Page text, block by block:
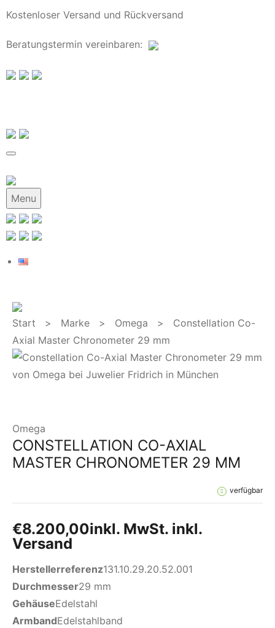
Kostenloser Versand und Rückversand
Beratungstermin vereinbaren:
Menu
Start > Marke > Omega > Constellation Co-
Axial Master Chronometer 29 mm
Omega
CONSTELLATION CO-AXIAL
MASTER CHRONOMETER 29 MM
verfügbar
€8.200,00inkl. MwSt. inkl.
Versand
Herstellerreferenz131.10.29.20.52.001
Durchmesser29 mm
GehäuseEdelstahl
ArmbandEdelstahlband